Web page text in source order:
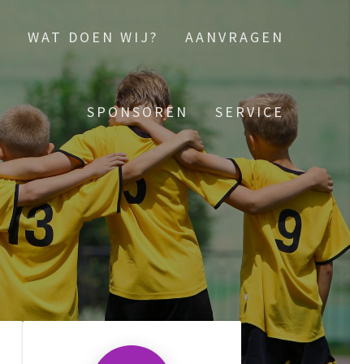
WAT DOEN WIJ? AANVRAGEN
SPONSOREN SERVICE